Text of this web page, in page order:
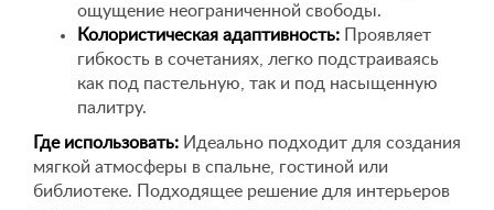
ощущение неограниченной свободы.
Колористическая адаптивность: Проявляет
гибкость в сочетаниях, легко подстраиваясь
как под пастельную, так и под насыщенную
палитру.
Где использовать: Идеально подходит для создания
мягкой атмосферы в спальне, гостиной или
библиотеке. Подходящее решение для интерьеров